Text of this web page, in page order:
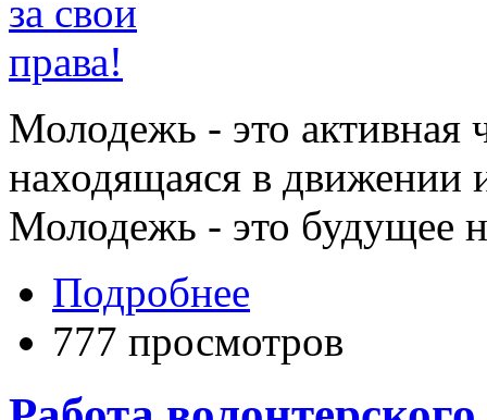
Молодежь - это активная
находящаяся в движении
Молодежь - это будущее
Подробнее
777 просмотров